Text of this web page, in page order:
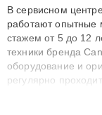
В сервисном
работают опытные
стажем от 5 до 12
техники бренда
оборудование и
регулярно
технику с